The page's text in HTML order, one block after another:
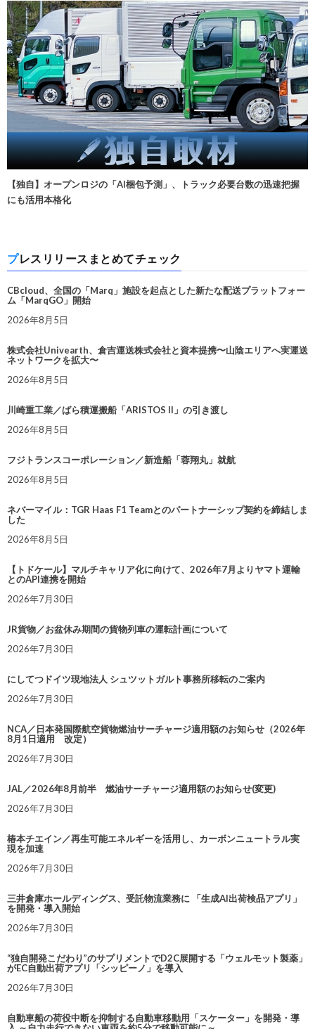
【独自】オープンロジの「AI梱包予測」、トラック必要台数の迅速把握
にも活用本格化
プレスリリースまとめてチェック
CBcloud、全国の「Marq」施設を起点とした新たな配送プラットフォー
ム「MarqGO」開始
2026年8月5日
株式会社Univearth、倉吉運送株式会社と資本提携〜山陰エリアへ実運送
ネットワークを拡大〜
2026年8月5日
川崎重工業／ばら積運搬船「ARISTOS II」の引き渡し
2026年8月5日
フジトランスコーポレーション／新造船「蓉翔丸」就航
2026年8月5日
ネバーマイル：TGR Haas F1 Teamとのパートナーシップ契約を締結しま
した
2026年8月5日
【トドケール】マルチキャリア化に向けて、2026年7月よりヤマト運輸
とのAPI連携を開始
2026年7月30日
JR貨物／お盆休み期間の貨物列車の運転計画について
2026年7月30日
にしてつドイツ現地法人 シュツットガルト事務所移転のご案内
2026年7月30日
NCA／日本発国際航空貨物燃油サーチャージ適用額のお知らせ（2026年
8月1日適用 改定）
2026年7月30日
JAL／2026年8月前半 燃油サーチャージ適用額のお知らせ(変更)
2026年7月30日
椿本チエイン／再生可能エネルギーを活用し、カーボンニュートラル実
現を加速
2026年7月30日
三井倉庫ホールディングス、受託物流業務に 「生成AI出荷検品アプリ」
を開発・導入開始
2026年7月30日
“独自開発こだわり”のサプリメントでD2C展開する「ウェルモット製薬」
がEC自動出荷アプリ「シッピーノ」を導入
2026年7月30日
自動車船の荷役中断を抑制する自動車移動用「スケーター」を開発・導